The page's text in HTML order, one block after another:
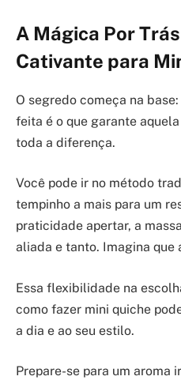
A Mágica Por
Cativante para
O segredo começa na
feita é o que garante
toda a diferença.
Você pode ir no método
tempinho a mais para um
praticidade apertar, a
aliada e tanto. Imagina que
Essa flexibilidade na
como fazer mini quiche
a dia e ao seu estilo.
Prepare-se para um aroma